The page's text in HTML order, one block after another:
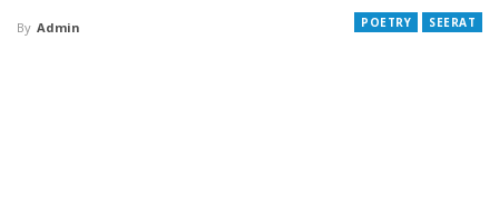
POETRY SEERAT
By Admin